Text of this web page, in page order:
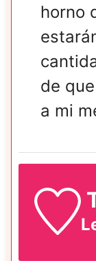
horno
de
a mi